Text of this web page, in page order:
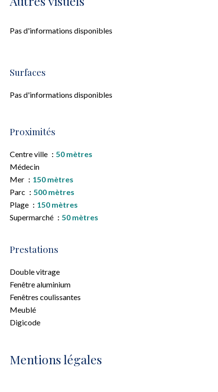
Pas d'informations disponibles
Surfaces
Pas d'informations disponibles
Proximités
Centre ville
50 mètres
Médecin
Mer
150 mètres
Parc
500 mètres
Plage
150 mètres
Supermarché
50 mètres
Prestations
Double vitrage
Fenêtre aluminium
Fenêtres coulissantes
Meublé
Digicode
Mentions légales